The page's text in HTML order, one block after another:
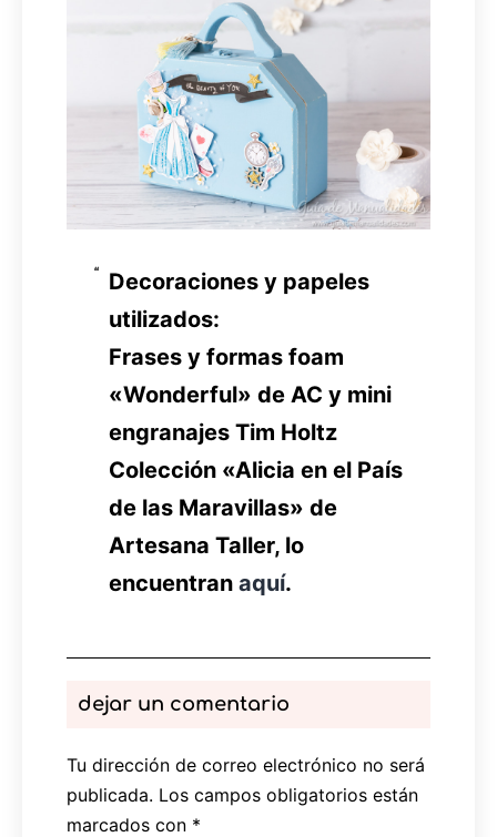
Decoraciones y papeles
utilizados:
Frases y formas foam
«Wonderful» de AC y mini
engranajes Tim Holtz
Colección «Alicia en el País
de las Maravillas» de
Artesana Taller, lo
encuentran aquí.
dejar un comentario
Tu dirección de correo electrónico no será
publicada. Los campos obligatorios están
marcados con *